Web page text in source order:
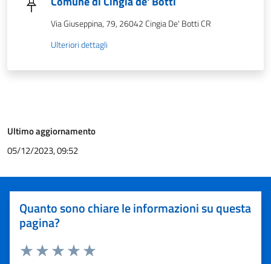
Via Giuseppina, 79, 26042 Cingia De' Botti CR
Ulteriori dettagli
Ultimo aggiornamento
05/12/2023, 09:52
Quanto sono chiare le informazioni su questa
pagina?